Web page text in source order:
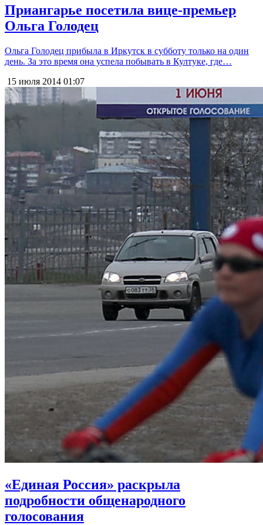
Приангарье посетила вице-премьер
Ольга Голодец
Ольга Голодец прибыла в Иркутск в субботу только на один
день. За это время она успела побывать в Култуке, где…
15 июля 2014 01:07
«Единая Россия» раскрыла
подробности общенародного
голосования